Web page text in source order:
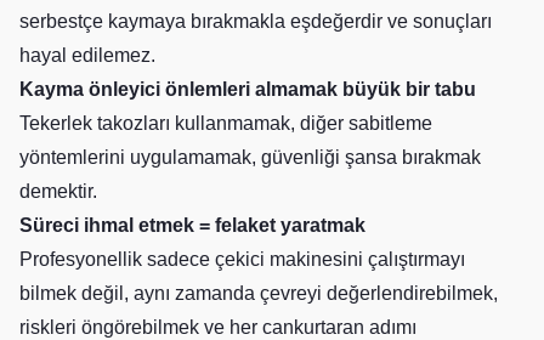
serbestçe kaymaya bırakmakla eşdeğerdir ve sonuçları
hayal edilemez.
Kayma önleyici önlemleri almamak büyük bir tabu
Tekerlek takozları kullanmamak, diğer sabitleme
yöntemlerini uygulamamak, güvenliği şansa bırakmak
demektir.
Süreci ihmal etmek = felaket yaratmak
Profesyonellik sadece çekici makinesini çalıştırmayı
bilmek değil, aynı zamanda çevreyi değerlendirebilmek,
riskleri öngörebilmek ve her cankurtaran adımı